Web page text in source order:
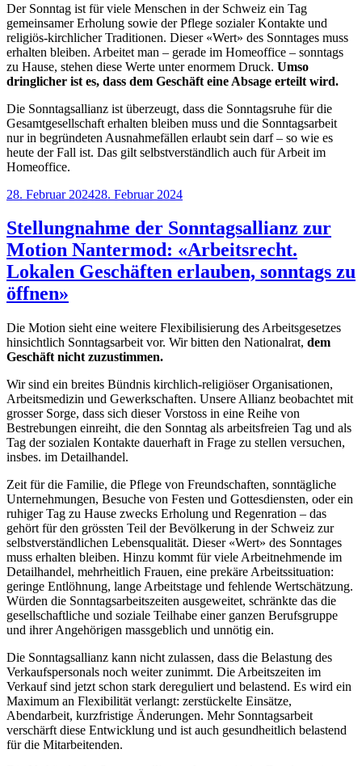
Der Sonntag ist für viele Menschen in der Schweiz ein Tag
gemeinsamer Erholung sowie der Pflege sozialer Kontakte und
religiös-kirchlicher Traditionen. Dieser «Wert» des Sonntages muss
erhalten bleiben. Arbeitet man – gerade im Homeoffice – sonntags
zu Hause, stehen diese Werte unter enormem Druck. Umso
dringlicher ist es, dass dem Geschäft eine Absage erteilt wird.
Die Sonntagsallianz ist überzeugt, dass die Sonntagsruhe für die
Gesamtgesellschaft erhalten bleiben muss und die Sonntagsarbeit
nur in begründeten Ausnahmefällen erlaubt sein darf – so wie es
heute der Fall ist. Das gilt selbstverständlich auch für Arbeit im
Homeoffice.
Veröffentlicht
28. Februar 202428. Februar 2024
Stellungnahme der Sonntagsallianz zur
Motion Nantermod: «Arbeitsrecht.
Lokalen Geschäften erlauben, sonntags zu
öffnen»
Die Motion sieht eine weitere Flexibilisierung des Arbeitsgesetzes
hinsichtlich Sonntagsarbeit vor. Wir bitten den Nationalrat, dem
Geschäft nicht zuzustimmen.
Wir sind ein breites Bündnis kirchlich-religiöser Organisationen,
Arbeitsmedizin und Gewerkschaften. Unsere Allianz beobachtet mit
grosser Sorge, dass sich dieser Vorstoss in eine Reihe von
Bestrebungen einreiht, die den Sonntag als arbeitsfreien Tag und als
Tag der sozialen Kontakte dauerhaft in Frage zu stellen versuchen,
insbes. im Detailhandel.
Zeit für die Familie, die Pflege von Freundschaften, sonntägliche
Unternehmungen, Besuche von Festen und Gottesdiensten, oder ein
ruhiger Tag zu Hause zwecks Erholung und Regenration – das
gehört für den grössten Teil der Bevölkerung in der Schweiz zur
selbstverständlichen Lebensqualität. Dieser «Wert» des Sonntages
muss erhalten bleiben. Hinzu kommt für viele Arbeitnehmende im
Detailhandel, mehrheitlich Frauen, eine prekäre Arbeitssituation:
geringe Entlöhnung, lange Arbeitstage und fehlende Wertschätzung.
Würden die Sonntagsarbeitszeiten ausgeweitet, schränkte das die
gesellschaftliche und soziale Teilhabe einer ganzen Berufsgruppe
und ihrer Angehörigen massgeblich und unnötig ein.
Die Sonntagsallianz kann nicht zulassen, dass die Belastung des
Verkaufspersonals noch weiter zunimmt. Die Arbeitszeiten im
Verkauf sind jetzt schon stark dereguliert und belastend. Es wird ein
Maximum an Flexibilität verlangt: zerstückelte Einsätze,
Abendarbeit, kurzfristige Änderungen. Mehr Sonntagsarbeit
verschärft diese Entwicklung und ist auch gesundheitlich belastend
für die Mitarbeitenden.